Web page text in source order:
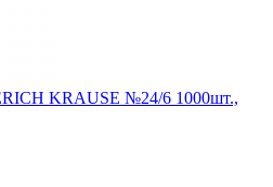
KRAUSE №24/6 1000шт.,